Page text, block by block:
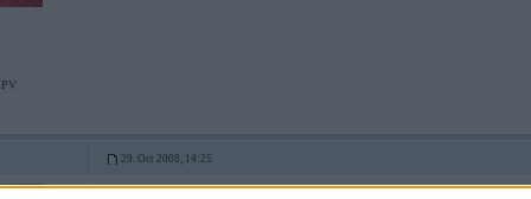
29. Oct 2008, 14:25